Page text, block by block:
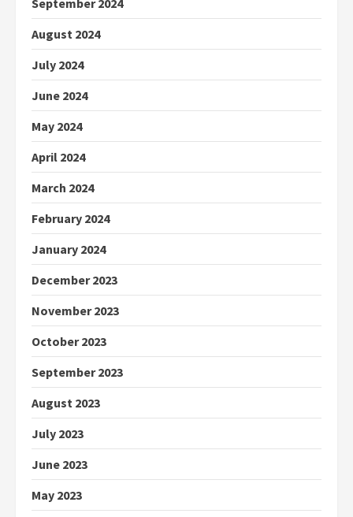
September 2024
August 2024
July 2024
June 2024
May 2024
April 2024
March 2024
February 2024
January 2024
December 2023
November 2023
October 2023
September 2023
August 2023
July 2023
June 2023
May 2023